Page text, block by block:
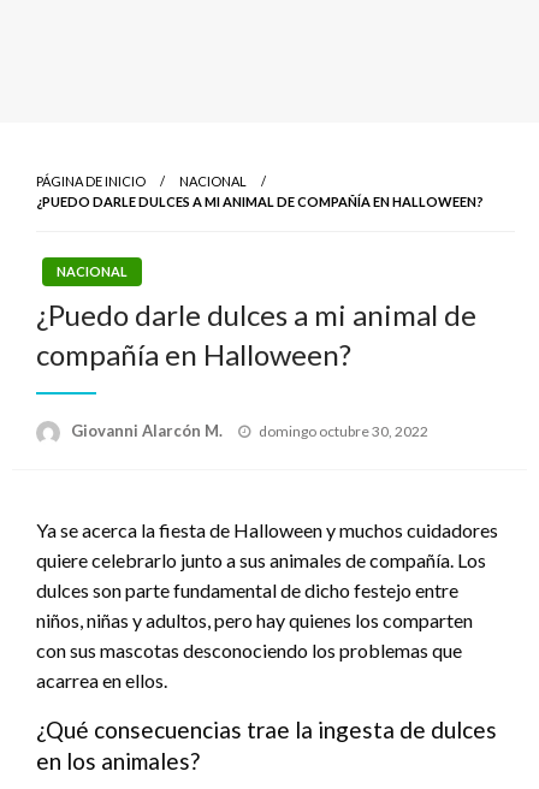
PÁGINA DE INICIO
NACIONAL
¿PUEDO DARLE DULCES A MI ANIMAL DE COMPAÑÍA EN HALLOWEEN?
NACIONAL
¿Puedo darle dulces a mi animal de
compañía en Halloween?
Giovanni Alarcón M.
Publicado
domingo octubre 30, 2022
Ya se acerca la fiesta de Halloween y muchos cuidadores
quiere celebrarlo junto a sus animales de compañía. Los
dulces son parte fundamental de dicho festejo entre
niños, niñas y adultos, pero hay quienes los comparten
con sus mascotas desconociendo los problemas que
acarrea en ellos.
¿Qué consecuencias trae la ingesta de dulces
en los animales?